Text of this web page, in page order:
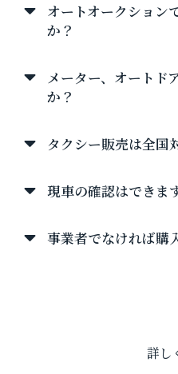
オートオークション
か？
メーター、オートド
か？
タクシー販売は全国
現車の確認はできま
事業者でなければ購
詳し